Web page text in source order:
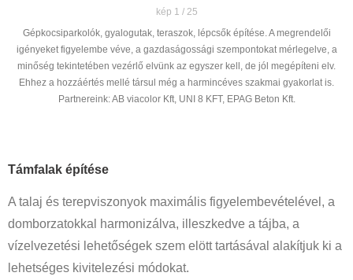
kép 1 / 25
Gépkocsiparkolók, gyalogutak, teraszok, lépcsők építése. A megrendelői
igényeket figyelembe véve, a gazdaságossági szempontokat mérlegelve, a
minőség tekintetében vezérlő elvünk az egyszer kell, de jól megépíteni elv.
Ehhez a hozzáértés mellé társul még a harmincéves szakmai gyakorlat is.
Partnereink: AB viacolor Kft, UNI 8 KFT, EPAG Beton Kft.
Támfal ak építése
A talaj és terepviszonyok maximális figyelembevételével, a
domborzatokkal harmonizálva, illeszkedve a tájba, a
vízelvezetési lehetőségek szem elött tartásával alakítjuk ki a
lehetséges kivitelezési módokat.